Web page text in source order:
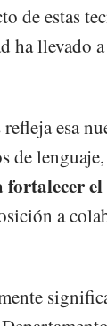
de estas
ha llevado
esa
de
a